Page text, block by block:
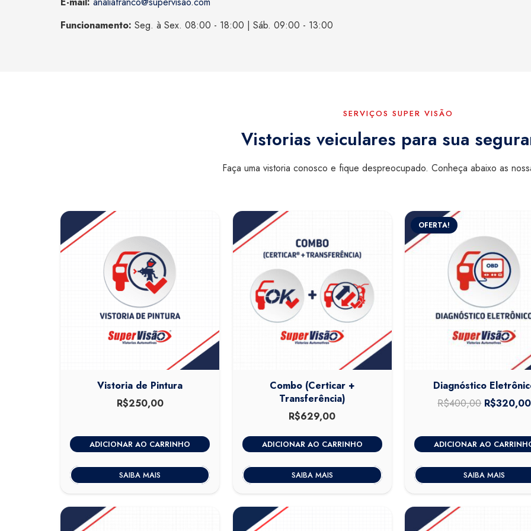
Funcionamento: Seg. à Sex. 08:00 - 18:00 | Sáb. 09:00 - 13:00
SERVIÇOS SUPER VISÃO
Vistorias veiculares para sua
Faça uma vistoria conosco e fique despreocupado. Conheça abaixo as
Vistoria de Pintura
R$250,00
ADICIONAR AO CARRINHO
SAIBA MAIS
Combo (Certicar +
Transferência)
R$629,00
ADICIONAR AO CARRINHO
SAIBA MAIS
OFERTA!
Diagnóstico
R$400,00 O
original
era:
R$320,00
ADICIONAR AO
SAIBA MAIS